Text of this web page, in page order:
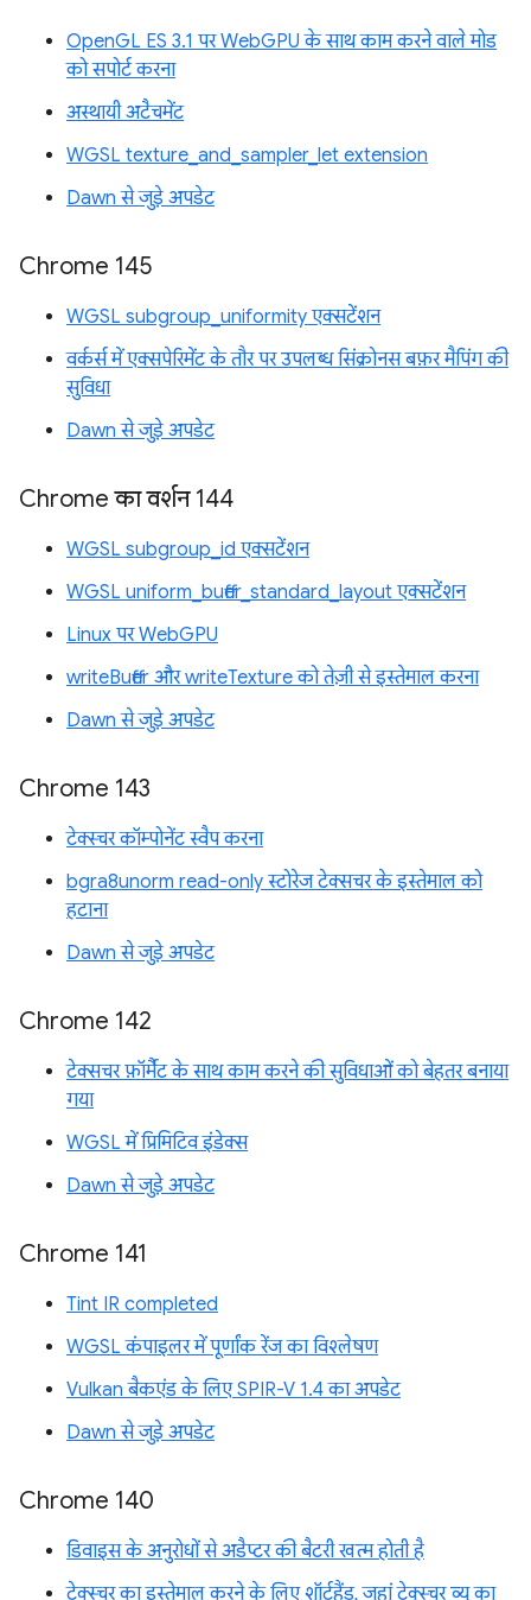
OpenGL ES 3.1 पर WebGPU के साथ काम करने वाले मोड
को सपोर्ट करना
अस्थायी अटैचमेंट
WGSL texture_and_sampler_let extension
Dawn से जुड़े अपडेट
Chrome 145
WGSL subgroup_uniformity एक्सटेंशन
वर्कर्स में एक्सपेरिमेंट के तौर पर उपलब्ध सिंक्रोनस बफ़र मैपिंग की
सुविधा
Dawn से जुड़े अपडेट
Chrome का वर्शन 144
WGSL subgroup_id एक्सटेंशन
WGSL uniform_buffer_standard_layout एक्सटेंशन
Linux पर WebGPU
writeBuffer और writeTexture को तेज़ी से इस्तेमाल करना
Dawn से जुड़े अपडेट
Chrome 143
टेक्स्चर कॉम्पोनेंट स्वैप करना
bgra8unorm read-only स्टोरेज टेक्सचर के इस्तेमाल को
हटाना
Dawn से जुड़े अपडेट
Chrome 142
टेक्सचर फ़ॉर्मैट के साथ काम करने की सुविधाओं को बेहतर बनाया
गया
WGSL में प्रिमिटिव इंडेक्स
Dawn से जुड़े अपडेट
Chrome 141
Tint IR completed
WGSL कंपाइलर में पूर्णांक रेंज का विश्लेषण
Vulkan बैकएंड के लिए SPIR-V 1.4 का अपडेट
Dawn से जुड़े अपडेट
Chrome 140
डिवाइस के अनुरोधों से अडैप्टर की बैटरी खत्म होती है
टेक्स्चर का इस्तेमाल करने के लिए शॉर्टहैंड, जहां टेक्स्चर व्यू का